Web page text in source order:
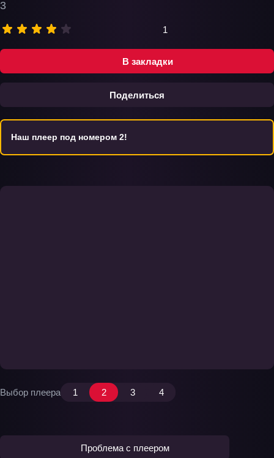
В закладки
Поделиться
3
1
Наш плеер под номером 2!
Выбор плеера 1 2 3 4
Проблема с плеером